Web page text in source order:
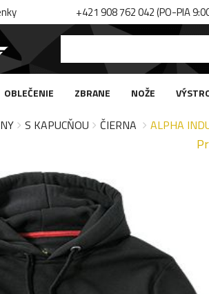
+421 908 762 042 (PO-PIA
OBLEČENIE ZBRANE NOŽE
S KAPUCŇOU ČIERNA ALPHA